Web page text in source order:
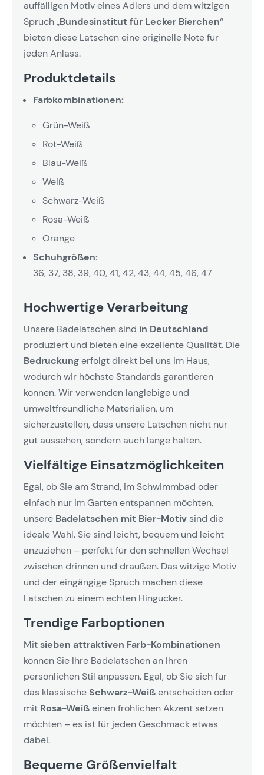
auffälligen Motiv eines Adlers und dem witzigen
Spruch „Bundesinstitut für Lecker Bierchen“
bieten diese Latschen eine originelle Note für
jeden Anlass.
Produktdetails
Farbkombinationen:
Grün-Weiß
Rot-Weiß
Blau-Weiß
Weiß
Schwarz-Weiß
Rosa-Weiß
Orange
Schuhgrößen:
36, 37, 38, 39, 40, 41, 42, 43, 44, 45, 46, 47
Hochwertige Verarbeitung
Unsere Badelatschen sind in Deutschland
produziert und bieten eine exzellente Qualität. Die
Bedruckungerfolgt direkt bei uns im Haus,
wodurch wir höchste Standards garantieren
können. Wir verwenden langlebige und
umweltfreundliche Materialien, um
sicherzustellen, dass unsere Latschen nicht nur
gut aussehen, sondern auch lange halten.
Vielfältige Einsatzmöglichkeiten
Egal, ob Sie am Strand, im Schwimmbad oder
einfach nur im Garten entspannen möchten,
unsere Badelatschen mit Bier-Motiv sind die
ideale Wahl. Sie sind leicht, bequem und leicht
anzuziehen – perfekt für den schnellen Wechsel
zwischen drinnen und draußen. Das witzige Motiv
und der eingängige Spruch machen diese
Latschen zu einem echten Hingucker.
Trendige Farboptionen
Mitsieben attraktiven Farb-Kombinationen
können Sie Ihre Badelatschen an Ihren
persönlichen Stil anpassen. Egal, ob Sie sich für
das klassische Schwarz-Weißentscheiden oder
mit Rosa-Weißeinen fröhlichen Akzent setzen
möchten – es ist für jeden Geschmack etwas
dabei.
Bequeme Größenvielfalt